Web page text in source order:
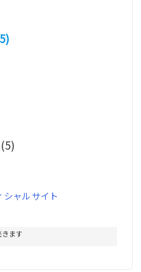
シャルサイト
ます